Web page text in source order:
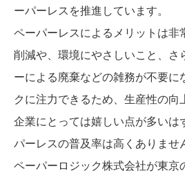
ーパーレスを推進しています。
ペーパーレスによるメリットは非
削減や、環境にやさしいこと、さ
ーによる廃棄などの雑務が不要に
クに注力できるため、生産性の向
企業にとっては嬉しい点が多いは
パーレスの普及率は高くありませ
ペーパーロジック株式会社が東京